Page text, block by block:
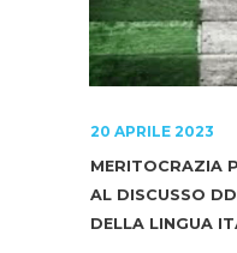
20 APRILE 2023
MERITOCRAZIA
AL DISCUSSO
DELLA LINGUA